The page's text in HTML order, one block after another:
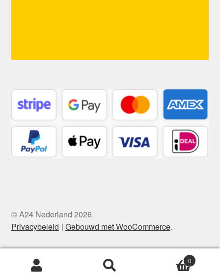
© A24 Nederland 2026
Privacybeleid
Gebouwd met WooCommerce.
Zoeken
0